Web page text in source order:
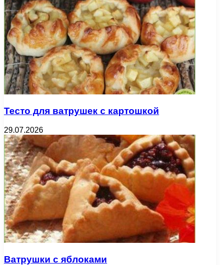
Тесто для ватрушек с картошкой
29.07.2026
Ватрушки с яблоками